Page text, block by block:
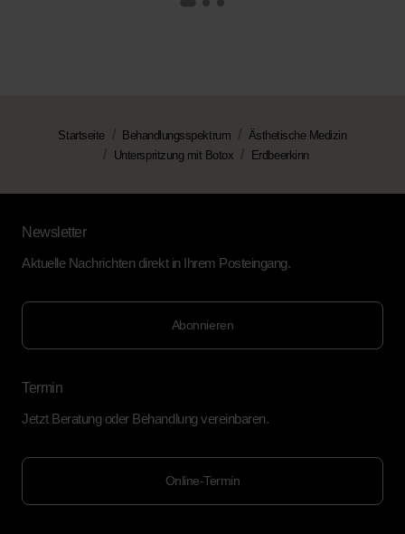
Startseite Behandlungsspektrum
Ästhetische Medizin
Unterspritzung mit Botox
Erdbeerkinn
Newsletter
Aktuelle Nachrichten direkt in Ihrem Posteingang.
Abonnieren
Termin
Jetzt Beratung oder Behandlung vereinbaren.
Online-Termin